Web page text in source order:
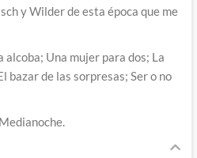
y Wilder de esta época que me
alcoba; Una mujer para dos; La
bazar de las sorpresas; Ser o no